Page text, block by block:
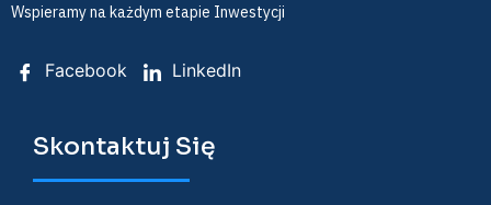
Wspieramy na każdym etapie Inwestycji
Facebook LinkedIn
Skontaktuj Się